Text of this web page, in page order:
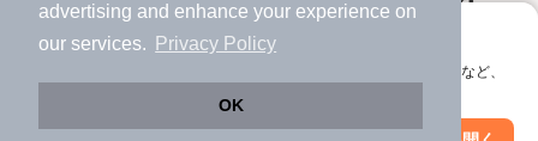
advertising and enhance your experience on
our services.
Privacy Policy
OK
アプリに切り替えて、サクサクお部屋探し
会員登録なしですぐ使える。マップ検索やお気に入り保存など、
©NIFTY Lifestyle Co., Ltd.